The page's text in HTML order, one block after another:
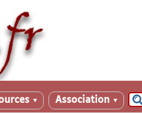
▼ Association ▼